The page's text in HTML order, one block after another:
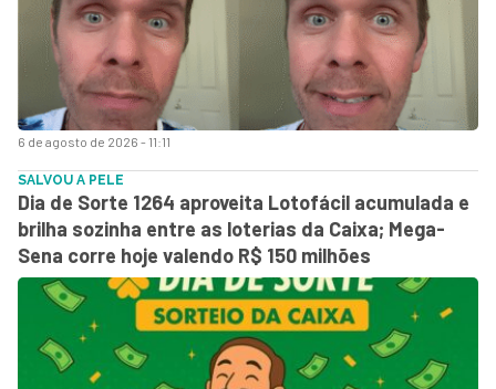
6 de agosto de 2026 - 11:11
SALVOU A PELE
Dia de Sorte 1264 aproveita Lotofácil acumulada e
brilha sozinha entre as loterias da Caixa; Mega-
Sena corre hoje valendo R$ 150 milhões